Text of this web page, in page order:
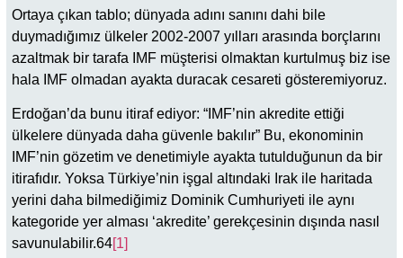
Ortaya çıkan tablo; dünyada adını sanını dahi bile
duymadığımız ülkeler 2002-2007 yılları arasında borçlarını
azaltmak bir tarafa IMF müşterisi olmaktan kurtulmuş biz ise
hala IMF olmadan ayakta duracak cesareti gösteremiyoruz.
Erdoğan’da bunu itiraf ediyor: “IMF’nin akredite ettiği
ülkelere dünyada daha güvenle bakılır” Bu, ekonominin
IMF’nin gözetim ve denetimiyle ayakta tutulduğunun da bir
itirafıdır. Yoksa Türkiye’nin işgal altındaki Irak ile haritada
yerini daha bilmediğimiz Dominik Cumhuriyeti ile aynı
kategoride yer alması ‘akredite’ gerekçesinin dışında nasıl
savunulabilir.64[1]